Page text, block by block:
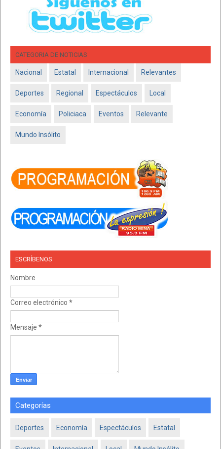
CATEGORIA DE NOTICIAS
Nacional Estatal Internacional Relevantes
Deportes Regional Espectáculos Local
Economía Policiaca Eventos Relevante
Mundo Insólito
ESCRÍBENOS
Nombre
Correo electrónico *
Mensaje *
Categorías
Deportes Economía Espectáculos Estatal